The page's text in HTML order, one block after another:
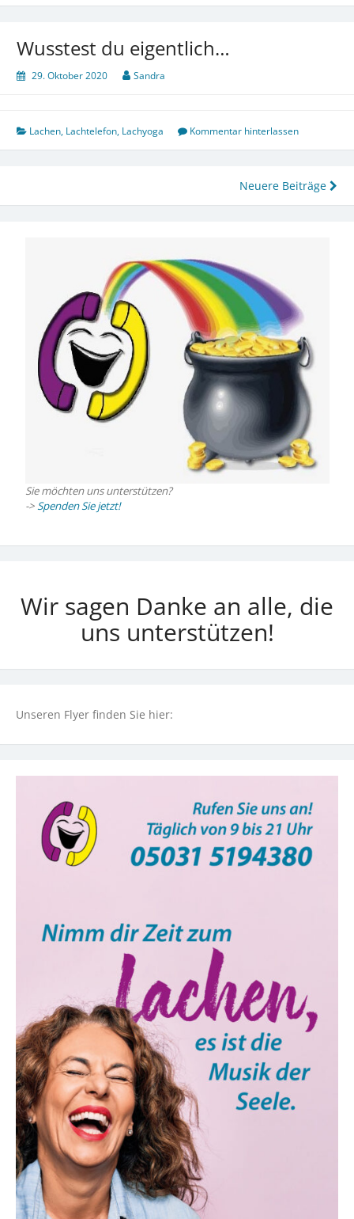
Wusstest du eigentlich…
29. Oktober 2020 Sandra
Lachen, Lachtelefon, Lachyoga Kommentar hinterlassen
Neuere Beiträge
Sie möchten uns unterstützen?
->Spenden Sie jetzt!
Wir sagen Danke an alle, die
uns unterstützen!
Unseren Flyer finden Sie hier: